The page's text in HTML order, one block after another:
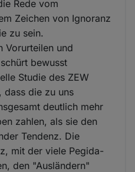
Rede vom
Zeichen von Ignoranz
zu sein.
Vorurteilen und
bewusst
Studie des ZEW
dass die zu uns
deutlich mehr
zahlen, als sie den
Tendenz. Die
mit der viele Pegida-
den "Ausländern"